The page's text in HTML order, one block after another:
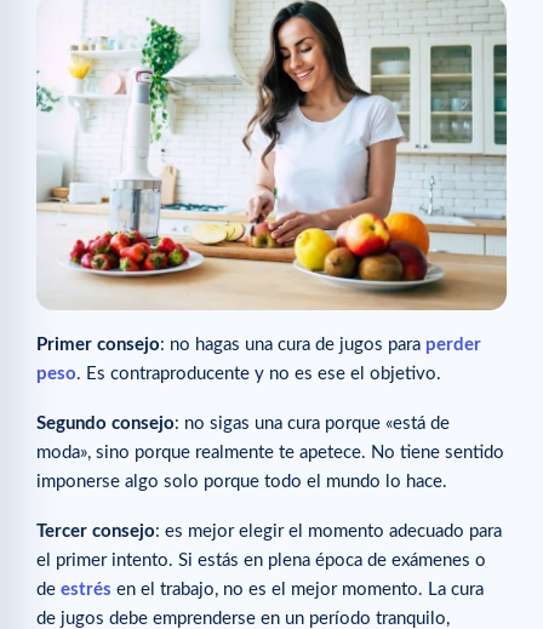
Primer consejo: no hagas una cura de jugos para perder
peso. Es contraproducente y no es ese el objetivo.
Segundo consejo: no sigas una cura porque «está de
moda», sino porque realmente te apetece. No tiene sentido
imponerse algo solo porque todo el mundo lo hace.
Tercer consejo: es mejor elegir el momento adecuado para
el primer intento. Si estás en plena época de exámenes o
de estrés en el trabajo, no es el mejor momento. La cura
de jugos debe emprenderse en un período tranquilo,